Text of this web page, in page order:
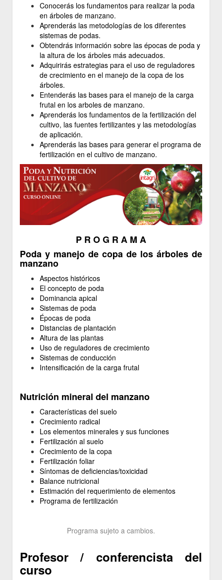
Conocerás los fundamentos para realizar la poda
en árboles de manzano.
Aprenderás las metodologías de los diferentes
sistemas de podas.
Obtendrás información sobre las épocas de poda y
la altura de los árboles más adecuados.
Adquirirás estrategias para el uso de reguladores
de crecimiento en el manejo de la copa de los
árboles.
Entenderás las bases para el manejo de la carga
frutal en los arboles de manzano.
Aprenderás los fundamentos de la fertilización del
cultivo, las fuentes fertilizantes y las metodologías
de aplicación.
Aprenderás las bases para generar el programa de
fertilización en el cultivo de manzano.
P R O G R A M A
Poda y manejo de copa de los árboles de
manzano
Aspectos históricos
El concepto de poda
Dominancia apical
Sistemas de poda
Épocas de poda
Distancias de plantación
Altura de las plantas
Uso de reguladores de crecimiento
Sistemas de conducción
Intensificación de la carga frutal
Nutrición mineral del manzano
Características del suelo
Crecimiento radical
Los elementos minerales y sus funciones
Fertilización al suelo
Crecimiento de la copa
Fertilización foliar
Síntomas de deficiencias/toxicidad
Balance nutricional
Estimación del requerimiento de elementos
Programa de fertilización
Programa sujeto a cambios.
Profesor / conferencista del
curso